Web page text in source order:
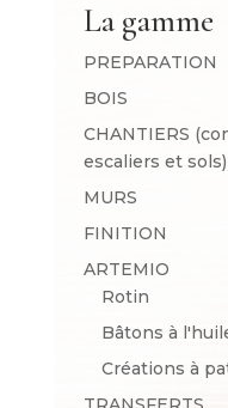
La gamme
PREPARATION
BOIS
CHANTIERS
escaliers et sols)
MURS
FINITION
ARTEMIO
Rotin
Bâtons à
Créations à